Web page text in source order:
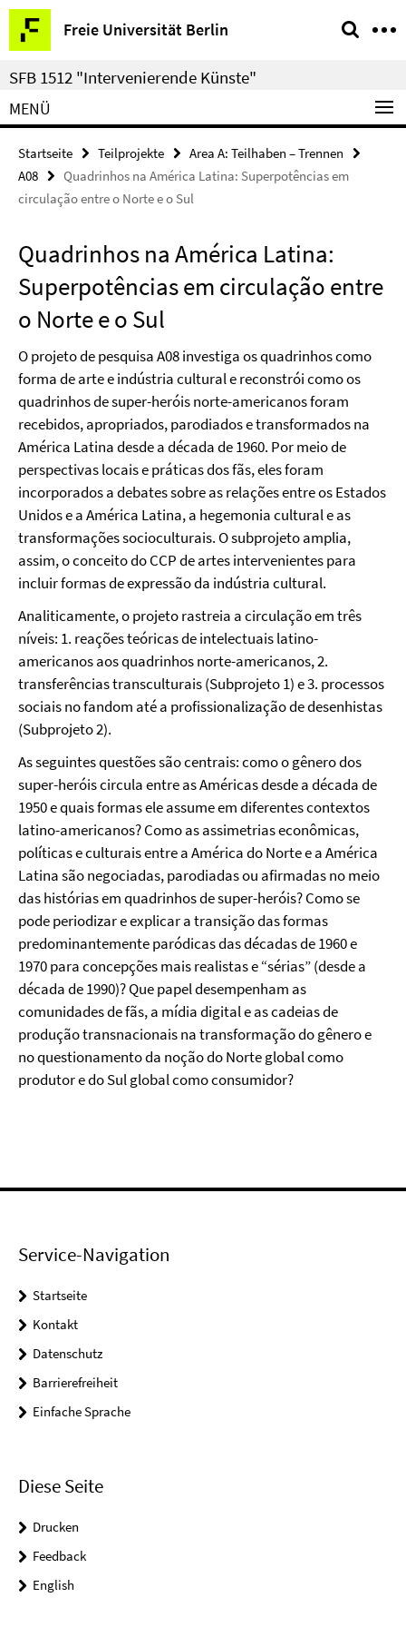
Springe
direkt
zu
Inhalt
Freie Universität Berlin
Service-
Navigation
SFB 1512 "Intervenierende Künste"
MENÜ
Startseite Teilprojekte
Area A: Teilhaben – Trennen
A08
Quadrinhos na América Latina: Superpotências em
circulação entre o Norte e o Sul
Quadrinhos na América Latina:
Superpotências em circulação entre
o Norte e o Sul
O projeto de pesquisa A08 investiga os quadrinhos como
forma de arte e indústria cultural e reconstrói como os
quadrinhos de super-heróis norte-americanos foram
recebidos, apropriados, parodiados e transformados na
América Latina desde a década de 1960. Por meio de
perspectivas locais e práticas dos fãs, eles foram
incorporados a debates sobre as relações entre os Estados
Unidos e a América Latina, a hegemonia cultural e as
transformações socioculturais. O subprojeto amplia,
assim, o conceito do CCP de artes intervenientes para
incluir formas de expressão da indústria cultural.
Analiticamente, o projeto rastreia a circulação em três
níveis: 1. reações teóricas de intelectuais latino-
americanos aos quadrinhos norte-americanos, 2.
transferências transculturais (Subprojeto 1) e 3. processos
sociais no fandom até a profissionalização de desenhistas
(Subprojeto 2).
As seguintes questões são centrais: como o gênero dos
super-heróis circula entre as Américas desde a década de
1950 e quais formas ele assume em diferentes contextos
latino-americanos? Como as assimetrias econômicas,
políticas e culturais entre a América do Norte e a América
Latina são negociadas, parodiadas ou afirmadas no meio
das histórias em quadrinhos de super-heróis? Como se
pode periodizar e explicar a transição das formas
predominantemente paródicas das décadas de 1960 e
1970 para concepções mais realistas e “sérias” (desde a
década de 1990)? Que papel desempenham as
comunidades de fãs, a mídia digital e as cadeias de
produção transnacionais na transformação do gênero e
no questionamento da noção do Norte global como
produtor e do Sul global como consumidor?
Service-Navigation
Startseite
Kontakt
Datenschutz
Barrierefreiheit
Einfache Sprache
Diese Seite
Drucken
Feedback
English